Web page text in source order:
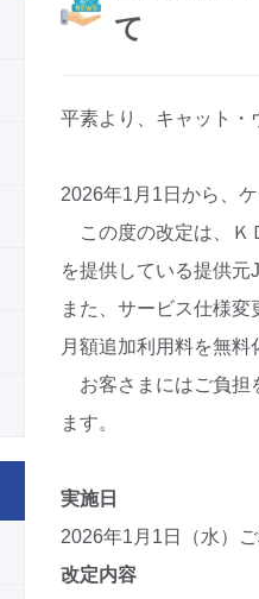
て
平素より、キャット・
2026年1月1日から、
この度の改定は、Ｋ
を提供している提供元
また、サービス仕様
月額追加利用料を無料
お客さまにはご負担
ます。
実施日
2026年1月1日（水）
改定内容